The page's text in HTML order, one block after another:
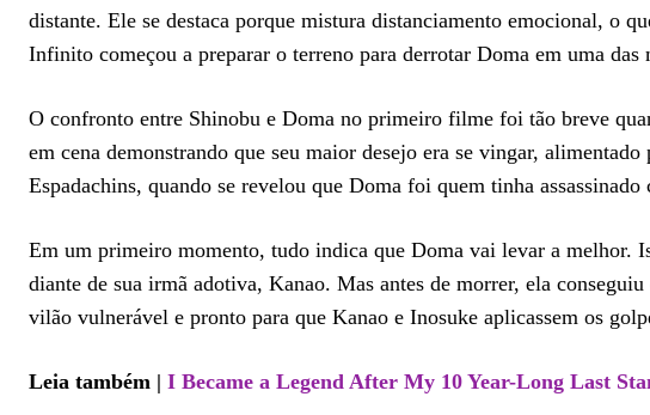
distante. Ele se destaca porque mistura distanciamento emocional, o
Infinito começou a preparar o terreno para derrotar Doma em uma das
O confronto entre Shinobu e Doma no primeiro filme foi tão breve
em cena demonstrando que seu maior desejo era se vingar,
Espadachins, quando se revelou que Doma foi quem tinha
Em um primeiro momento, tudo indica que Doma vai levar a melhor.
diante de sua irmã adotiva, Kanao. Mas antes de morrer, ela
vilão vulnerável e pronto para que Kanao e Inosuke aplicassem os
Leia também | I Became a Legend After My 10 Year-Long Last